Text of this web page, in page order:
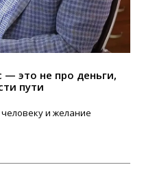
это не про деньги,
пути
и желание